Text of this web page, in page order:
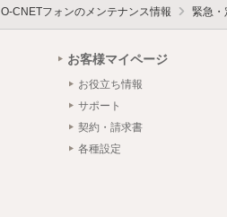
O-CNETフォンのメンテナンス情報 緊急・
お客様マイページ
お役立ち情報
サポート
契約・請求書
各種設定